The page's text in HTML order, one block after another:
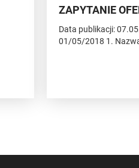
ZAPYTANIE
Data publikacji:
01/05/2018 1.